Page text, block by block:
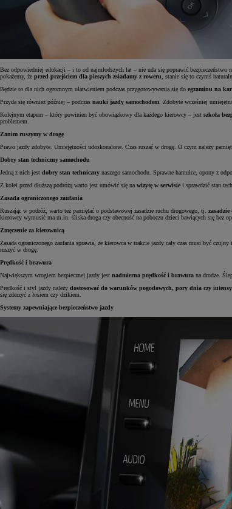
Od81 900 zł
Yaris Cross
HYBRID
Bez odpowiedniej edukacji – i to od najmłodszych lat – nie uda się poprawić bezpieczeństwo
pokażemy, że przed przejściem dla pieszych zsiadamy z roweru , stanie się to czymś
Będzie to dla nich ogromnym ułatwieniem podczas przygotowywania się do egzaminu na
Przyda się również później – podczas nauki jazdy samochodem . Zdobyte wcześniej
Kolejnym etapem – który powinien być obowiązkowy dla każdego kierowcy – jest szkoła
problemem.
Zanim ruszymy w drogę
Prawo jazdy zdobyte. Umiejętności udoskonalone. Czas ruszać w drogę. O czym należy
Dobry stan techniczny samochodu
Jedną z nich jest dobry stan techniczny naszego samochodu. Sprawne hamulce, opony z
Z kolei przed dłuższą podróżą warto jest umówić się na wizytę w serwisie i sprawdzić stan
Zasada ograniczonego zaufania
Ruszając w podróż, warto też pamiętać o podstawowej zasadzie ruchu drogowego, tj.
kierowcy wymusić ma m.in. śliska droga czy obecność na poboczu dzieci bawiących się bez
Zmęczenie za kierownicą
Zasada ograniczonego zaufania sprawia, że kierowca w trakcie jazdy cały czas musi być
ruszyć w drogę.
Prędkość i brawura
Największym wrogiem bezpiecznej jazdy jest nadmierna prędkość i brawura na drodze.
Prędkość i styl jazdy należy dostosować do warunków pogodowych, pory dnia czy
się zderzyć z łosiem czy dzikiem.
Systemy zapewniające bezpieczeństwo jazdy